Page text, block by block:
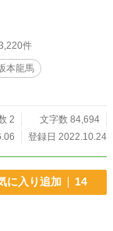
件
本龍馬
2
文字数 84,694
登録日 2022.10.24
に入り追加 14